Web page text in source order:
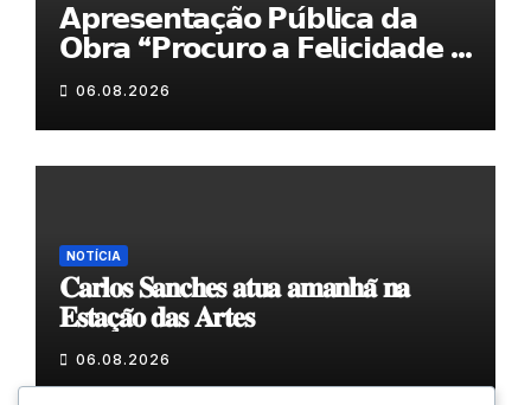
𝗔𝗽𝗿𝗲𝘀𝗲𝗻𝘁𝗮𝗰̧𝗮̃𝗼 𝗣𝘂́𝗯𝗹𝗶𝗰𝗮 𝗱𝗮
𝗢𝗯𝗿𝗮 “𝗣𝗿𝗼𝗰𝘂𝗿𝗼 𝗮 𝗙𝗲𝗹𝗶𝗰𝗶𝗱𝗮𝗱𝗲 𝗲
𝗲𝗹𝗮 𝗺𝗼𝗿𝗮 𝗰𝗼𝗺𝗶𝗴𝗼”
06.08.2026
NOTÍCIA
𝐂𝐚𝐫𝐥𝐨𝐬 𝐒𝐚𝐧𝐜𝐡𝐞𝐬 𝐚𝐭𝐮𝐚 𝐚𝐦𝐚𝐧𝐡𝐚̃ 𝐧𝐚
𝐄𝐬𝐭𝐚𝐜̧𝐚̃𝐨 𝐝𝐚𝐬 𝐀𝐫𝐭𝐞𝐬
06.08.2026